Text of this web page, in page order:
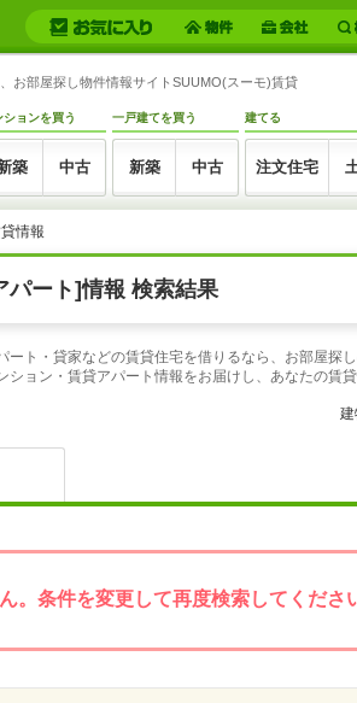
お部屋探し物件情報サイトSUUMO(スーモ)賃貸
ションを買う
築 中古
一戸建てを買う
新築 中古
建てる
注文住宅
情報
パート]情報 検索結果
ト・貸家などの賃貸住宅を借りるなら、お部屋探
ョン・賃貸アパート情報をお届けし、あなたの賃
建
。条件を変更して再度検索してくださ